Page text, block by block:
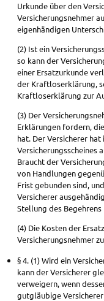
Urkunde über den
Versicherungsnehmer
eigenhändigen
(2) Ist ein
so kann der
einer Ersatzurkunde
der Kraftloserklärung,
Kraftloserklärung zur
(3) Der
Erklärungen fordern,
hat. Der Versicherer
Versicherungsscheines
Braucht der
von Handlungen
Frist gebunden sind,
Versicherer
Stellung des
(4) Die Kosten der
Versicherungsnehmer
§ 4. (1) Wird ein
kann der Versicherer
verweigern, wenn
gutgläubige